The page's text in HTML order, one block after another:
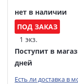
нет в наличии
ПОД ЗАКАЗ
1 экз.
Поступит в
дней
Есть ли доставка в